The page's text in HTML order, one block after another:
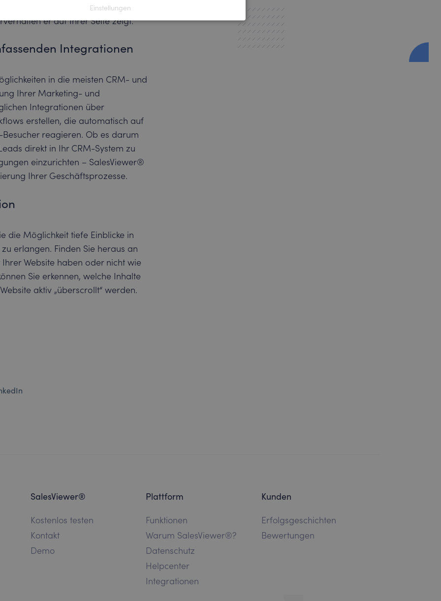
nachdem, aus welcher Branche
er auf Ihrer Seite zeigt.
Integrationen
in die meisten CRM- und
Ihrer Marketing- und
Integrationen über
erstellen, die automatisch auf
reagieren. Ob es darum
direkt in Ihr CRM-System zu
einzurichten – SalesViewer®
Ihrer Geschäftsprozesse.
die Möglichkeit tiefe Einblicke in
erlangen. Finden Sie heraus an
Website haben oder nicht wie
Sie erkennen, welche Inhalte
aktiv „überscrollt“ werden.
SalesViewer®
Kostenlos testen
Kontakt
Demo
Plattform
Funktionen
Warum SalesViewer®?
Datenschutz
Helpcenter
Integrationen
Kunden
Erfolgsgeschichten
Bewertungen
Einstellungen